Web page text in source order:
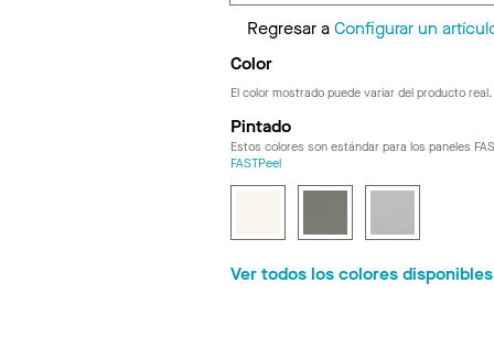
Regresar aConfigurar un
Color
El color mostrado puede variar del producto real.
Pintado
Estos colores son estándar para los paneles
FASTPeel
Ver todos los colores